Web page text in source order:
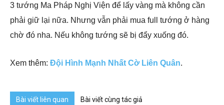
3 tướng Ma Pháp Nghị Viện để lấy vàng mà không cần
phải giữ lại nữa. Nhưng vẫn phải mua full tướng ở hàng
chờ đó nha. Nếu không tướng sẽ bị đẩy xuống đó.
Xem thêm: Đội Hình Mạnh Nhất Cờ Liên Quân.
Bài viết liên quan Bài viết cùng tác giả